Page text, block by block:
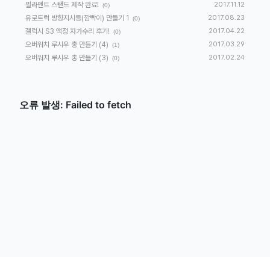
필라멘트 스탠드 제작 완료! (0) 2017.11.12
유로트럭 방향지시등(깜빡이) 만들기 1 (0) 2017.08.23
갤럭시 S3 액정 자가수리 후기! (0) 2017.04.22
오버워치 루시우 총 만들기 (4) (1) 2017.03.29
오버워치 루시우 총 만들기 (3) (0) 2017.02.24